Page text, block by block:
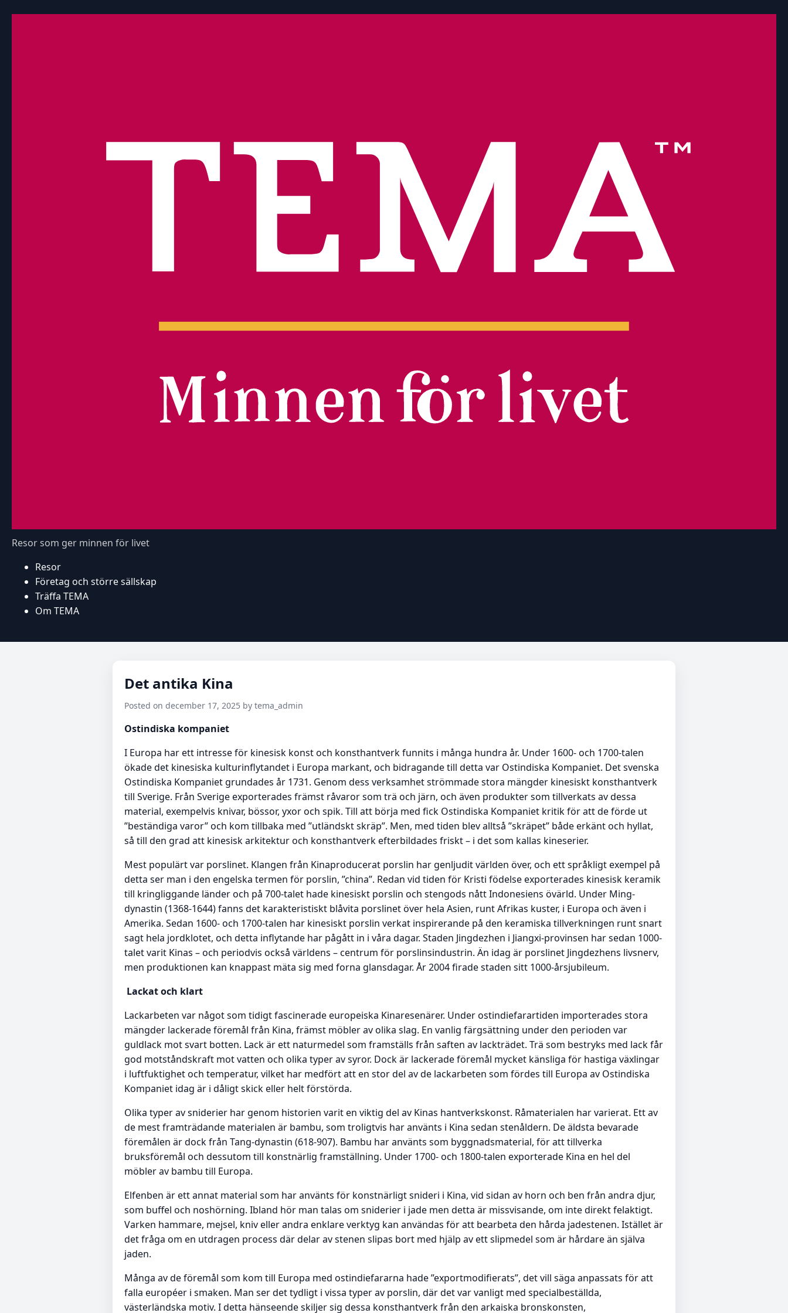
Resor som ger minnen för livet
Resor
Företag och större sällskap
Träffa TEMA
Om TEMA
Det antika Kina
Posted on december 17, 2025 by tema_admin
Ostindiska kompaniet
I Europa har ett intresse för kinesisk konst och konsthantverk funnits i många hundra år. Under 1600- och 1700-talen
ökade det kinesiska kulturinflytandet i Europa markant, och bidragande till detta var Ostindiska Kompaniet. Det svenska
Ostindiska Kompaniet grundades år 1731. Genom dess verksamhet strömmade stora mängder kinesiskt konsthantverk
till Sverige. Från Sverige exporterades främst råvaror som trä och järn, och även produkter som tillverkats av dessa
material, exempelvis knivar, bössor, yxor och spik. Till att börja med fick Ostindiska Kompaniet kritik för att de förde ut
”beständiga varor” och kom tillbaka med ”utländskt skräp”. Men, med tiden blev alltså ”skräpet” både erkänt och hyllat,
så till den grad att kinesisk arkitektur och konsthantverk efterbildades friskt – i det som kallas kineserier.
Mest populärt var porslinet. Klangen från Kinaproducerat porslin har genljudit världen över, och ett språkligt exempel på
detta ser man i den engelska termen för porslin, ”china”. Redan vid tiden för Kristi födelse exporterades kinesisk keramik
till kringliggande länder och på 700-talet hade kinesiskt porslin och stengods nått Indonesiens övärld. Under Ming-
dynastin (1368-1644) fanns det karakteristiskt blåvita porslinet över hela Asien, runt Afrikas kuster, i Europa och även i
Amerika. Sedan 1600- och 1700-talen har kinesiskt porslin verkat inspirerande på den keramiska tillverkningen runt snart
sagt hela jordklotet, och detta inflytande har pågått in i våra dagar. Staden Jingdezhen i Jiangxi-provinsen har sedan 1000-
talet varit Kinas – och periodvis också världens – centrum för porslinsindustrin. Än idag är porslinet Jingdezhens livsnerv,
men produktionen kan knappast mäta sig med forna glansdagar. År 2004 firade staden sitt 1000-årsjubileum.
Lackat och klart
Lackarbeten var något som tidigt fascinerade europeiska Kinaresenärer. Under ostindiefarartiden importerades stora
mängder lackerade föremål från Kina, främst möbler av olika slag. En vanlig färgsättning under den perioden var
guldlack mot svart botten. Lack är ett naturmedel som framställs från saften av lackträdet. Trä som bestryks med lack får
god motståndskraft mot vatten och olika typer av syror. Dock är lackerade föremål mycket känsliga för hastiga växlingar
i luftfuktighet och temperatur, vilket har medfört att en stor del av de lackarbeten som fördes till Europa av Ostindiska
Kompaniet idag är i dåligt skick eller helt förstörda.
Olika typer av sniderier har genom historien varit en viktig del av Kinas hantverkskonst. Råmaterialen har varierat. Ett av
de mest framträdande materialen är bambu, som troligtvis har använts i Kina sedan stenåldern. De äldsta bevarade
föremålen är dock från Tang-dynastin (618-907). Bambu har använts som byggnadsmaterial, för att tillverka
bruksföremål och dessutom till konstnärlig framställning. Under 1700- och 1800-talen exporterade Kina en hel del
möbler av bambu till Europa.
Elfenben är ett annat material som har använts för konstnärligt snideri i Kina, vid sidan av horn och ben från andra djur,
som buffel och noshörning. Ibland hör man talas om sniderier i jade men detta är missvisande, om inte direkt felaktigt.
Varken hammare, mejsel, kniv eller andra enklare verktyg kan användas för att bearbeta den hårda jadestenen. Istället är
det fråga om en utdragen process där delar av stenen slipas bort med hjälp av ett slipmedel som är hårdare än själva
jaden.
Många av de föremål som kom till Europa med ostindiefararna hade ”exportmodifierats”, det vill säga anpassats för att
falla européer i smaken. Man ser det tydligt i vissa typer av porslin, där det var vanligt med specialbeställda,
västerländska motiv. I detta hänseende skiljer sig dessa konsthantverk från den arkaiska bronskonsten,